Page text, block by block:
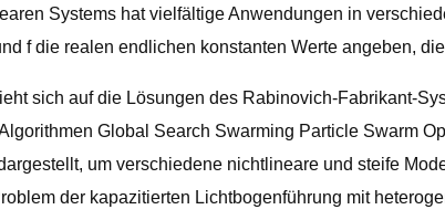
Systems hat vielfältige Anwendungen in
f die realen endlichen konstanten Werte angeben,
sich auf die Lösungen des Rabinovich-Fabrikant-
Global Search Swarming Particle Swarm
um verschiedene nichtlineare und steife
der kapazitierten Lichtbogenführung mit